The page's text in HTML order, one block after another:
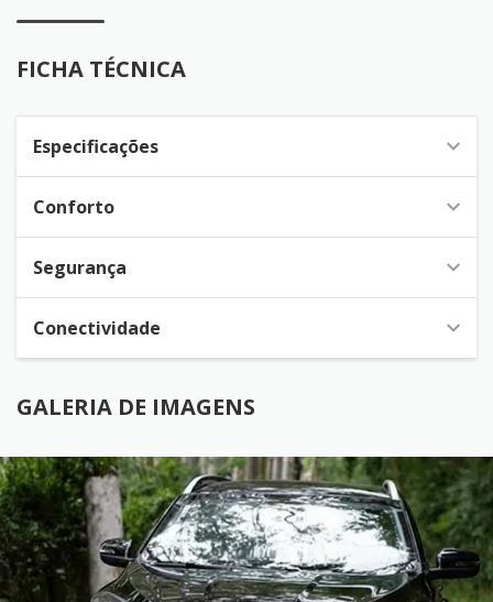
FICHA TÉCNICA
Especificações
Conforto
Segurança
Conectividade
GALERIA DE IMAGENS